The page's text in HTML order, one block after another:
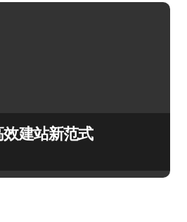
建站新范式